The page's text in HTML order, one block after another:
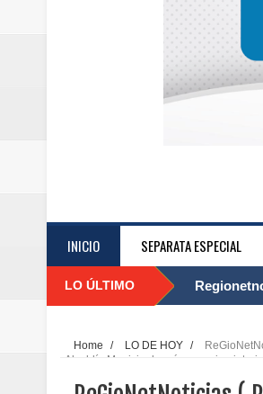
....
INICIO SEPARATA ESPECIAL
LO ÚLTIMO
Home / LO DE HOY /
Alcaldía Municipal creó un equipo